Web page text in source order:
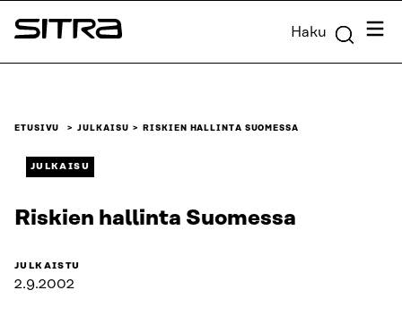
Siirry
suoraan
Sitra Haku
ETUSIVU JULKAISU RISKIEN HALLINTA SUOMESSA
JULKAISU
Riskien hallinta Suomessa
JULKAISTU
2.9.2002